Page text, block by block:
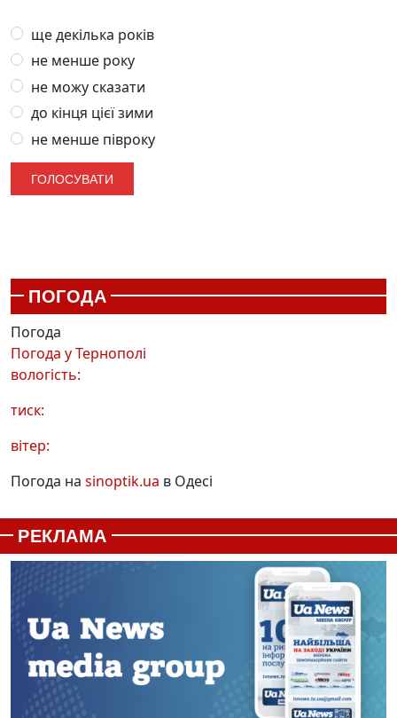
ще декілька років
не менше року
не можу сказати
до кінця цієї зими
не менше півроку
ПОГОДА
Погода
Погода уТернополі
вологість:
тиск:
вітер:
Погода на sinoptik.ua в Одесі
РЕКЛАМА